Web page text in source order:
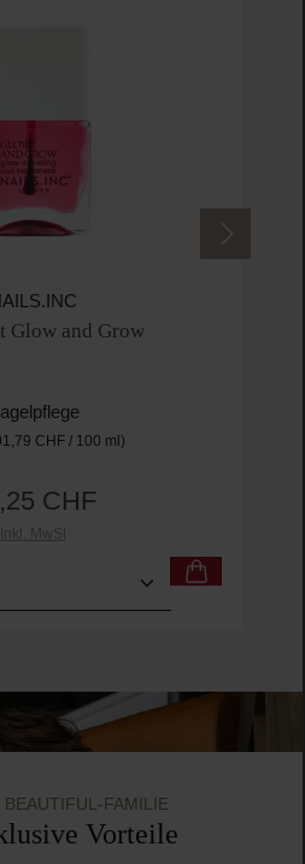
Glow and Grow
CHF / 100 ml)
Regulärer Preis:
CHF
Inkl. MwSt
Gib den gewünschten Wert
FAMILIE
Vorteile